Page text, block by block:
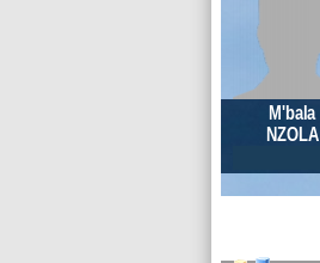
M'bala
NZOLA